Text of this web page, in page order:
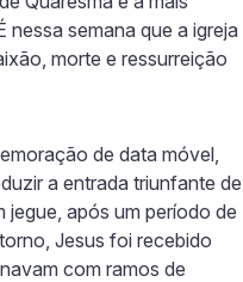
semana que a igreja
morte e ressurreição
de data móvel,
a entrada triunfante de
jegue, após um período de
Jesus foi recebido
com ramos de